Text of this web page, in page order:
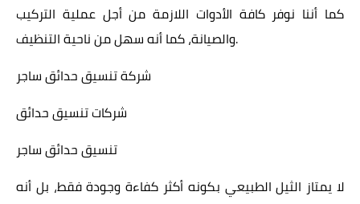
كما أننا نوفر كافة الأدوات اللازمة من أجل عملية التركيب
والصيانة، كما أنه سهل من ناحية التنظيف.
شركة تنسيق حدائق ساجر
شركات تنسيق حدائق
تنسيق حدائق ساجر
لا يمتاز الثيل الطبيعي بكونه أكثر كفاءة وجودة فقط، بل أنه